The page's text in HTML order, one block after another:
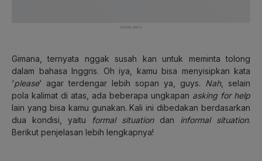
Gimana, ternyata nggak susah kan untuk meminta tolong
dalam bahasa Inggris. Oh iya, kamu bisa menyisipkan kata
‘please‘ agar terdengar lebih sopan ya, guys. Nah, selain
pola kalimat di atas, ada beberapa ungkapan asking for help
lain yang bisa kamu gunakan. Kali ini dibedakan berdasarkan
dua kondisi, yaitu
formal situationdan informal situation.
Berikut penjelasan lebih lengkapnya!